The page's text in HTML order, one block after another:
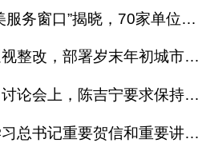
第八届进博会“最美服务窗口”揭晓，70家单位诠释“上海服务”温度
市委常委会研究巡视整改，部署岁末年初城市安全工作
两整天的市委学习讨论会上，陈吉宁要求保持战略定力始终坚定信心善于科学应对
市委常委会传达学习总书记重要贺信和重要讲话精神，研究党建引领物业治理等工作